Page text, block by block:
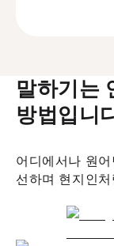
말하기는
방법입니
어디에서나 원
선하며 현지인